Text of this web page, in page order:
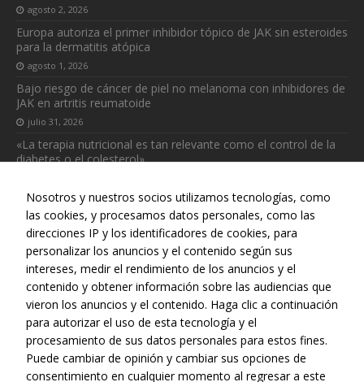
agosto 2, 2026
Europa autoriza el primer inhibidor tópico de JAK sin esteroides
para la dermatitis atópica
agosto 1, 2026
Bajo riesgo de cáncer de piel no melanoma con inhibidores de
JAK en artritis reumatoide
julio 31, 2026
«La terapia nutricional es tan relevante como el control de la
diabetes o el colesterol»
Web realizada con el patrocinio del Centro Español de Derechos
Reprográficos
Nosotros y nuestros socios utilizamos tecnologías, como
las cookies, y procesamos datos personales, como las
direcciones IP y los identificadores de cookies, para
personalizar los anuncios y el contenido según sus
intereses, medir el rendimiento de los anuncios y el
contenido y obtener información sobre las audiencias que
vieron los anuncios y el contenido. Haga clic a continuación
para autorizar el uso de esta tecnología y el
procesamiento de sus datos personales para estos fines.
Puede cambiar de opinión y cambiar sus opciones de
consentimiento en cualquier momento al regresar a este